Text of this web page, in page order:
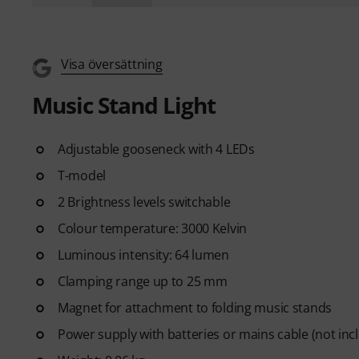
Visa översättning
Music Stand Light
Adjustable gooseneck with 4 LEDs
T-model
2 Brightness levels switchable
Colour temperature: 3000 Kelvin
Luminous intensity: 64 lumen
Clamping range up to 25 mm
Magnet for attachment to folding music stands
Power supply with batteries or mains cable (not